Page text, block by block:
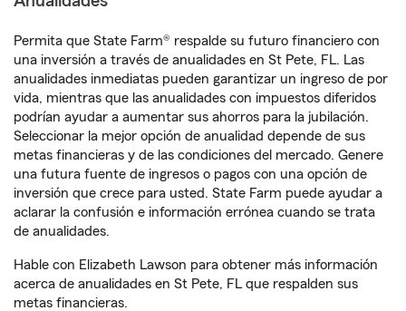
Permita que State Farm® respalde su futuro financiero con
una inversión a través de anualidades en St Pete, FL. Las
anualidades inmediatas pueden garantizar un ingreso de por
vida, mientras que las anualidades con impuestos diferidos
podrían ayudar a aumentar sus ahorros para la jubilación.
Seleccionar la mejor opción de anualidad depende de sus
metas financieras y de las condiciones del mercado. Genere
una futura fuente de ingresos o pagos con una opción de
inversión que crece para usted. State Farm puede ayudar a
aclarar la confusión e información errónea cuando se trata
de anualidades.
Hable con Elizabeth Lawson para obtener más información
acerca de anualidades en St Pete, FL que respalden sus
metas financieras.